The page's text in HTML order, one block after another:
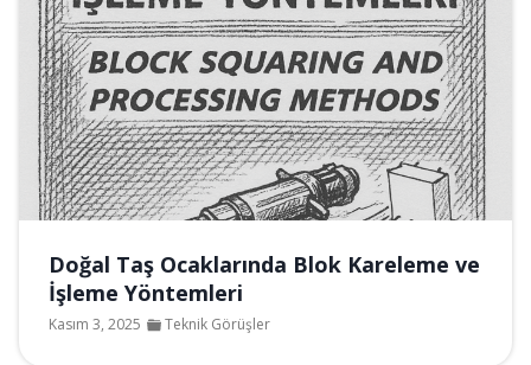
Doğal Taş Ocaklarında Blok Kareleme ve
İşleme Yöntemleri
Kasım 3, 2025 Teknik Görüşler